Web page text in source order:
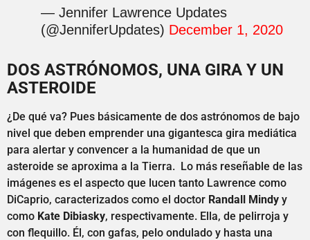
— Jennifer Lawrence Updates
(@JenniferUpdates) December 1, 2020
DOS ASTRÓNOMOS, UNA GIRA Y UN
ASTEROIDE
¿De qué va? Pues básicamente de dos astrónomos de bajo
nivel que deben emprender una gigantesca gira mediática
para alertar y convencer a la humanidad de que un
asteroide se aproxima a la Tierra. Lo más reseñable de las
imágenes es el aspecto que lucen tanto Lawrence como
DiCaprio, caracterizados como el doctor Randall Mindy y
como Kate Dibiasky, respectivamente. Ella, de pelirroja y
con flequillo. Él, con gafas, pelo ondulado y hasta una